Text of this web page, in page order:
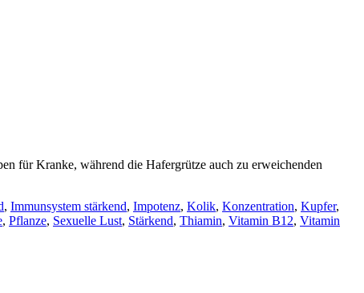
für Kranke, während die Hafergrütze auch zu erweichenden
, Immunsystem stärkend, Impotenz, Kolik, Konzentration, Kupfer,
, Pflanze, Sexuelle Lust, Stärkend, Thiamin, Vitamin B12, Vitamin